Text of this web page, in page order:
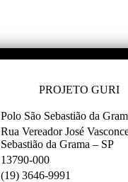
PROJETO GURI
Polo São Sebastião da
Rua Vereador José
Sebastião da Grama – SP
13790-000
(19) 3646-9991